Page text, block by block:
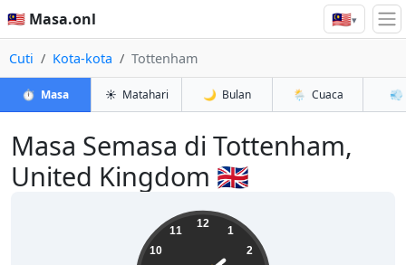
🇲🇾 Masa.onl 🇲🇾▾
Cuti Kota-kota Tottenham
⏱️ Masa ☀️ Matahari 🌙 Bulan 🌦️ Cuaca 💨
Masa Semasa di Tottenham,
United Kingdom 🇬🇧
12
1
2
10
11